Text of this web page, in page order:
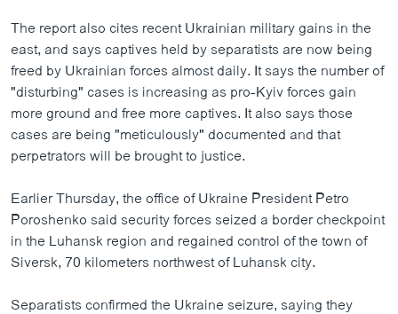
The report also cites recent Ukrainian military gains in the
east, and says captives held by separatists are now being
freed by Ukrainian forces almost daily. It says the number of
"disturbing" cases is increasing as pro-Kyiv forces gain
more ground and free more captives. It also says those
cases are being "meticulously" documented and that
perpetrators will be brought to justice.
Earlier Thursday, the office of Ukraine President Petro
Poroshenko said security forces seized a border checkpoint
in the Luhansk region and regained control of the town of
Siversk, 70 kilometers northwest of Luhansk city.
Separatists confirmed the Ukraine seizure, saying they